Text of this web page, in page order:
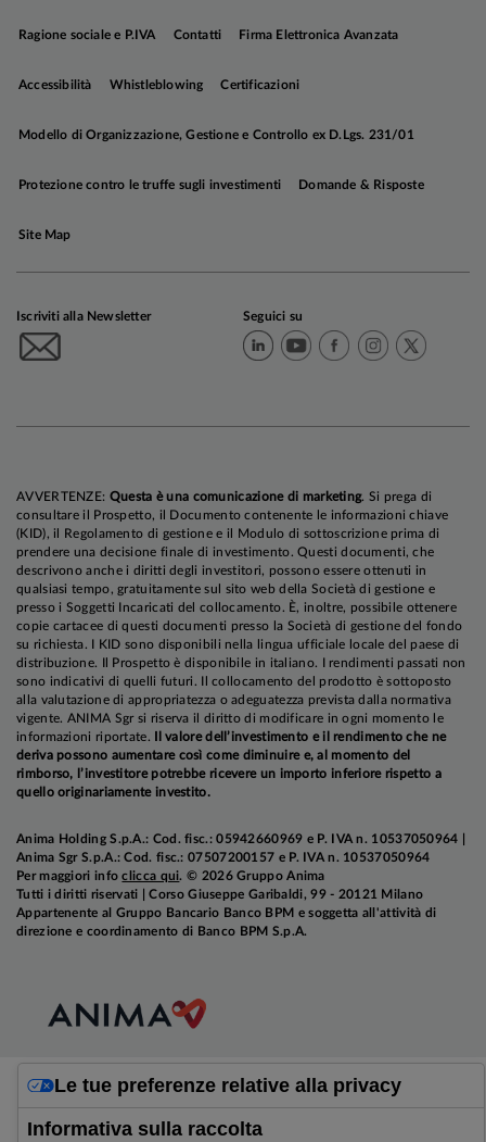
Ragione sociale e P.IVA Contatti Firma Elettronica Avanzata
Accessibilità Whistleblowing Certificazioni
Modello di Organizzazione, Gestione e Controllo ex D.Lgs. 231/01
Protezione contro le truffe sugli investimenti Domande & Risposte
Site Map
Iscriviti alla Newsletter Seguici su
AVVERTENZE: Questa è una comunicazione di marketing. Si prega di
consultare il Prospetto, il Documento contenente le informazioni chiave
(KID), il Regolamento di gestione e il Modulo di sottoscrizione prima di
prendere una decisione finale di investimento. Questi documenti, che
descrivono anche i diritti degli investitori, possono essere ottenuti in
qualsiasi tempo, gratuitamente sul sito web della Società di gestione e
presso i Soggetti Incaricati del collocamento. È, inoltre, possibile ottenere
copie cartacee di questi documenti presso la Società di gestione del fondo
su richiesta. I KID sono disponibili nella lingua ufficiale locale del paese di
distribuzione. Il Prospetto è disponibile in italiano. I rendimenti passati non
sono indicativi di quelli futuri. Il collocamento del prodotto è sottoposto
alla valutazione di appropriatezza o adeguatezza prevista dalla normativa
vigente. ANIMA Sgr si riserva il diritto di modificare in ogni momento le
informazioni riportate.
Il valore dell’investimento e il rendimento che ne
deriva possono aumentare così come diminuire e, al momento del
rimborso, l’investitore potrebbe ricevere un importo inferiore rispetto a
quello originariamente investito.
Anima Holding S.p.A.: Cod. fisc.: 05942660969 e P. IVA n. 10537050964 |
Anima Sgr S.p.A.: Cod. fisc.: 07507200157 e P. IVA n. 10537050964
Per maggiori infoclicca qui. © 2026 Gruppo Anima
Tutti i diritti riservati | Corso Giuseppe Garibaldi, 99 - 20121 Milano
Appartenente al Gruppo Bancario Banco BPM e soggetta all'attività di
direzione e coordinamento di Banco BPM S.p.A.
Le tue preferenze relative alla privacy
Informativa sulla raccolta